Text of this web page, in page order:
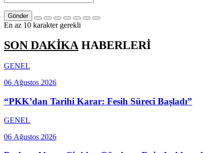
Gönder
En az 10 karakter gerekli
SON DAKİKAHABERLERİ
GENEL
06 Ağustos 2026
“PKK’dan Tarihi Karar: Fesih Süreci Başladı”
GENEL
06 Ağustos 2026